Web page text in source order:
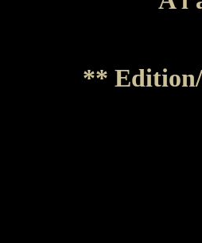
** Edition/